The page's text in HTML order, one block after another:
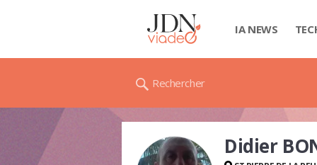
IA NEWS
Rechercher
Didier